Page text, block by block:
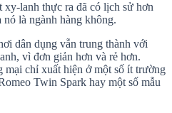
lanh thực ra đã có lịch sử hơn
nó là ngành hàng không.
dân dụng vẫn trung thành với
vì đơn giản hơn và rẻ hơn.
mại chỉ xuất hiện ở một số ít trường
Twin Spark hay một số mẫu